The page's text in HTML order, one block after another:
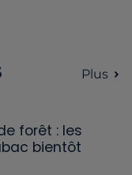
Plus
forêt : les
bientôt